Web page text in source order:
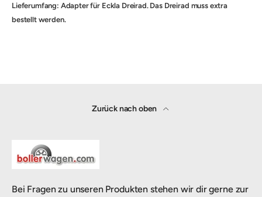
Lieferumfang: Adapter für Eckla Dreirad. Das Dreirad muss extra
bestellt werden.
Zurück nach oben
Bei Fragen zu unseren Produkten stehen wir dir gerne zur